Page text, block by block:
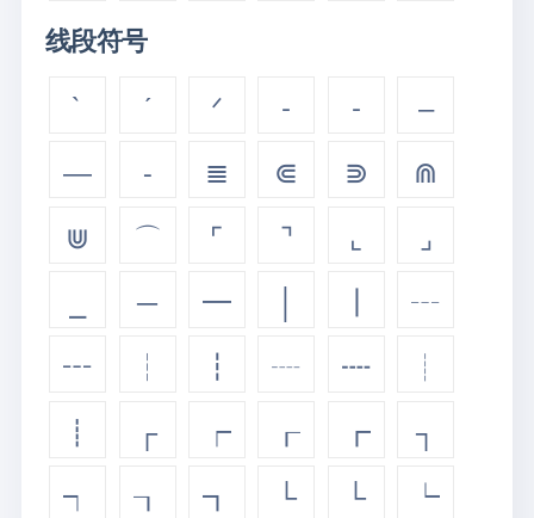
线段符号
` ˊ ᐟ ‐ ‑
‒
―
⁃ ≣ ⋐ ⋑
⋒
⋓
⌒ ⌜ ⌝ ⌞
⌟
─ ━ │ ┃
┄
┅
┆ ┇ ┈ ┉
┊
┋
┌ ┍ ┎ ┏
┐
┑
┒ ┓ └ └
┕